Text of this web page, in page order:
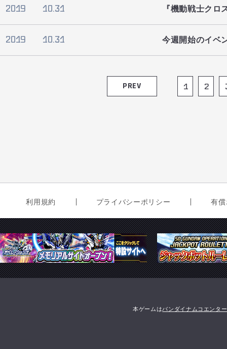
2019 10.31 『機動戦士ク
2019 10.31 今週開始のイベ
PREV 1 2
利用規約 プライバシーポリシー 有
本ゲームはバンダイナムコエンタ